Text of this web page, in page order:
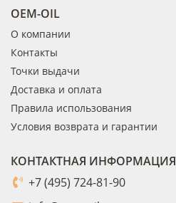
OEM-OIL
О компании
Контакты
Точки выдачи
Доставка и оплата
Правила использования
Условия возврата и гарантии
КОНТАКТНАЯ ИНФОРМАЦИЯ
+7 (495) 724-81-90